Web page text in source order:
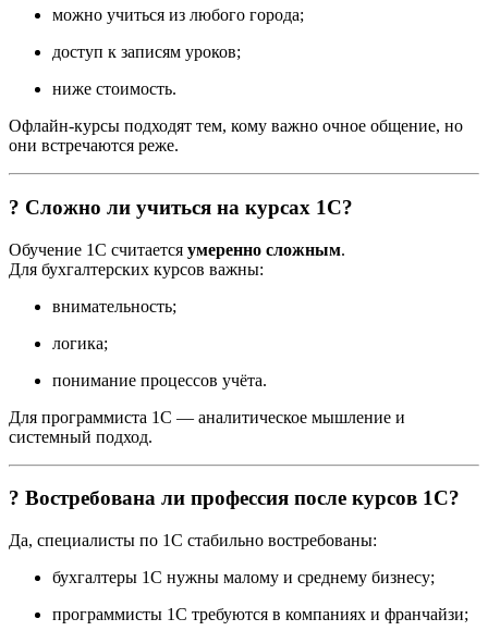
можно учиться из любого города;
доступ к записям уроков;
ниже стоимость.
Офлайн-курсы подходят тем, кому важно очное общение, но
они встречаются реже.
? Сложно ли учиться на курсах 1С?
Обучение 1С считается умеренно сложным.
Для бухгалтерских курсов важны:
внимательность;
логика;
понимание процессов учёта.
Для программиста 1С — аналитическое мышление и
системный подход.
? Востребована ли профессия после курсов 1С?
Да, специалисты по 1С стабильно востребованы:
бухгалтеры 1С нужны малому и среднему бизнесу;
программисты 1С требуются в компаниях и франчайзи;